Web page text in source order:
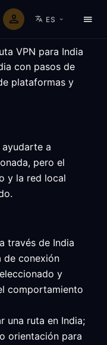
ES
VPN para India
con pasos de
plataformas y
ayudarte a
pero el
y la red local
través de India
de conexión
y
comportamiento
una ruta en India;
orientación para